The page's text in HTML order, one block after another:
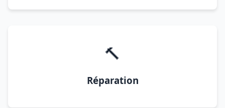
🔨
Réparation